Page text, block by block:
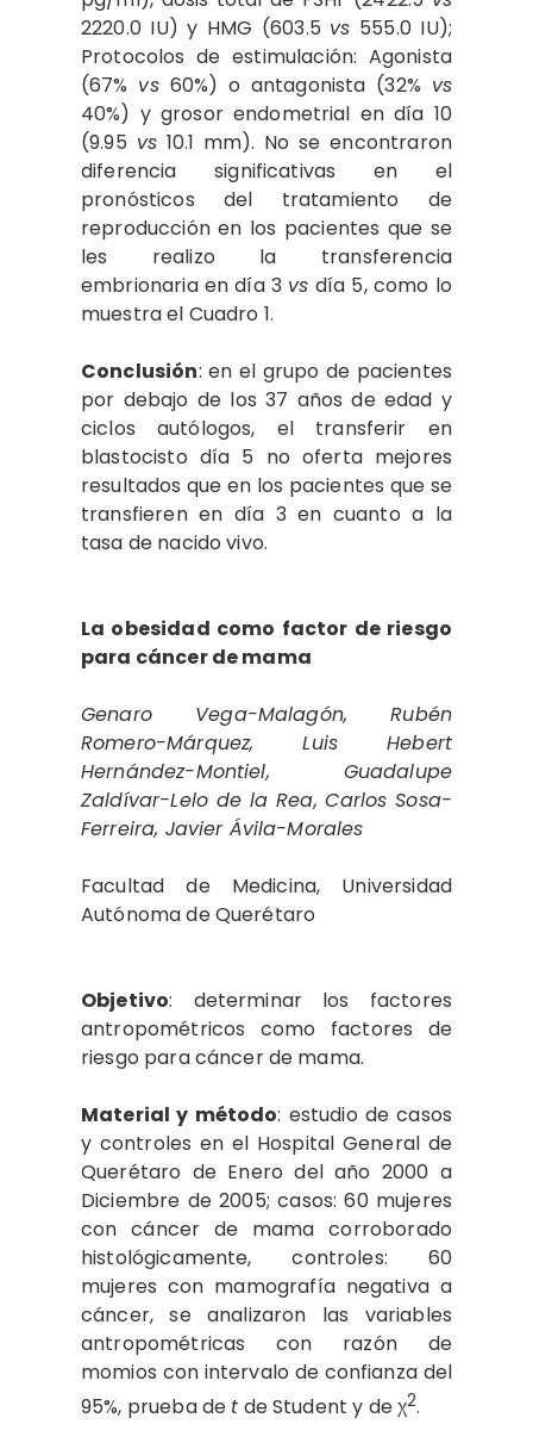
2220.0 IU) y HMG (603.5 vs 555.0 IU);
Protocolos de estimulación: Agonista
(67% vs60%) o antagonista (32% vs
40%) y grosor endometrial en día 10
(9.95 vs10.1 mm). No se encontraron
diferencia significativas en el
pronósticos del tratamiento de
reproducción en los pacientes que se
les realizo la transferencia
embrionaria en día 3 vs día 5, como lo
muestra el Cuadro 1.
Conclusión: en el grupo de pacientes
por debajo de los 37 años de edad y
ciclos autólogos, el transferir en
blastocisto día 5 no oferta mejores
resultados que en los pacientes que se
transfieren en día 3 en cuanto a la
tasa de nacido vivo.
La obesidad como factor de riesgo
para cáncer de mama
Genaro Vega-Malagón, Rubén
Romero-Márquez, Luis Hebert
Hernández-Montiel, Guadalupe
Zaldívar-Lelo de la Rea, Carlos Sosa-
Ferreira, Javier Ávila-Morales
Facultad de Medicina, Universidad
Autónoma de Querétaro
Objetivo: determinar los factores
antropométricos como factores de
riesgo para cáncer de mama.
Material y método: estudio de casos
y controles en el Hospital General de
Querétaro de Enero del año 2000 a
Diciembre de 2005; casos: 60 mujeres
con cáncer de mama corroborado
histológicamente, controles: 60
mujeres con mamografía negativa a
cáncer, se analizaron las variables
antropométricas con razón de
momios con intervalo de confianza del
95%, prueba de t de Student y de χ2.